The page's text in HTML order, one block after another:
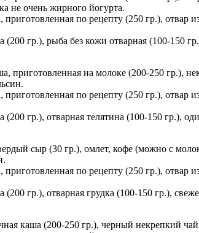
не очень жирного йогурта.
приготовленная по рецепту (250 гр.), отвар
гр.), рыба без кожи отварная (100-150
приготовленная на молоке (200-250 гр.),
приготовленная по рецепту (250 гр.), отвар
гр.), отварная телятина (100-150 гр.),
сыр (30 гр.), омлет, кофе (можно с
приготовленная по рецепту (250 гр.), отвар
(200 гр.), отварная грудка (100-150 гр.),
каша (200-250 гр.), черный некрепкий